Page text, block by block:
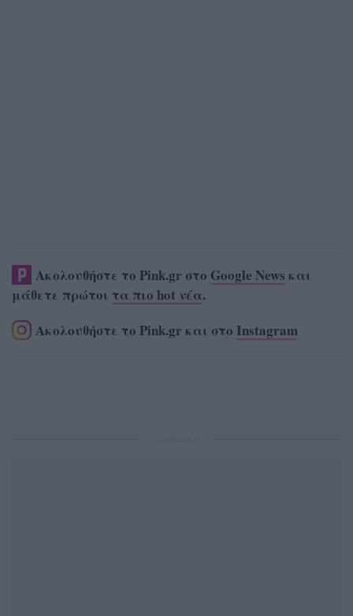
Ακολουθήστε το Pink.gr στο Google News και
μάθετε πρώτοι τα πιο hot νέα.
Ακολουθήστε το Pink.gr και στο Instagram